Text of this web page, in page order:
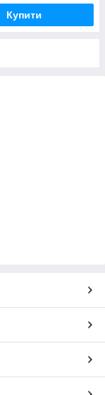
Купити